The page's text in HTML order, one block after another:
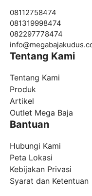
08112758474
081319998474
082297778474
info@
Tentang Kami
Tentang Kami
Produk
Artikel
Outlet Mega Baja
Bantuan
Hubungi Kami
Peta Lokasi
Kebijakan Privasi
Syarat dan Ketentuan